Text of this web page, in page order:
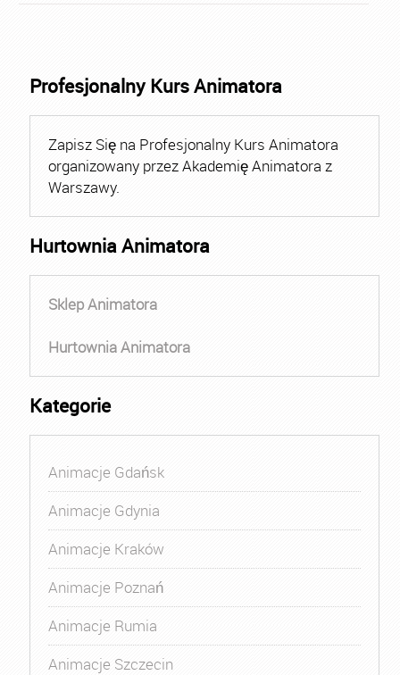
Profesjonalny Kurs Animatora
Zapisz Się na Profesjonalny Kurs Animatora
organizowany przez Akademię Animatora z
Warszawy.
Hurtownia Animatora
Sklep Animatora
Hurtownia Animatora
Kategorie
Animacje Gdańsk
Animacje Gdynia
Animacje Kraków
Animacje Poznań
Animacje Rumia
Animacje Szczecin